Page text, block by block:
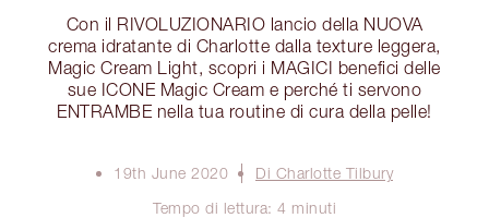
Con il RIVOLUZIONARIO lancio della NUOVA
crema idratante di Charlotte dalla texture leggera,
Magic Cream Light, scopri i MAGICI benefici delle
sue ICONE Magic Cream e perché ti servono
ENTRAMBE nella tua routine di cura della pelle!
19th June 2020
Di Charlotte Tilbury
Tempo di lettura: 4 minuti